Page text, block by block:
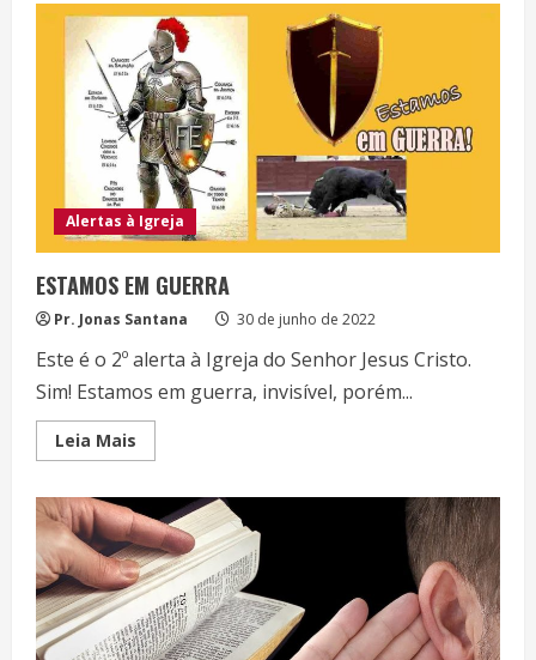
Você,
LÍDER
que
dorme!
Alertas à Igreja
ESTAMOS EM GUERRA
Pr. Jonas Santana 30 de junho de 2022
Este é o 2º alerta à Igreja do Senhor Jesus Cristo.
Sim! Estamos em guerra, invisível, porém...
Leia Mais
more
EM
GUERRA